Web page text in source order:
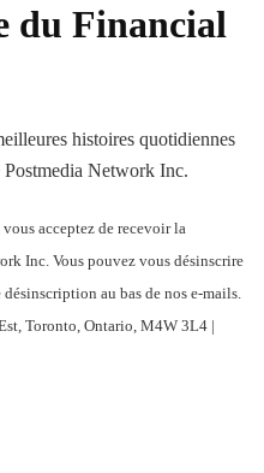
du Financial
histoires quotidiennes
Network Inc.
acceptez de recevoir la
Inc. Vous pouvez vous désinscrire
au bas de nos e-mails.
Toronto, Ontario, M4W 3L4 |